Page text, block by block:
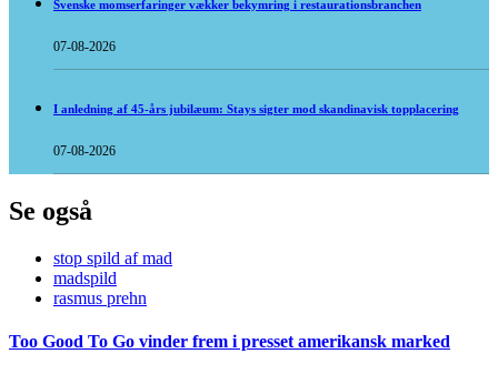
Svenske momserfaringer vækker bekymring i restaurationsbranchen
07-08-2026
I anledning af 45-års jubilæum: Stays sigter mod skandinavisk topplacering
07-08-2026
Se også
stop spild af mad
madspild
rasmus prehn
Too Good To Go vinder frem i presset amerikansk marked